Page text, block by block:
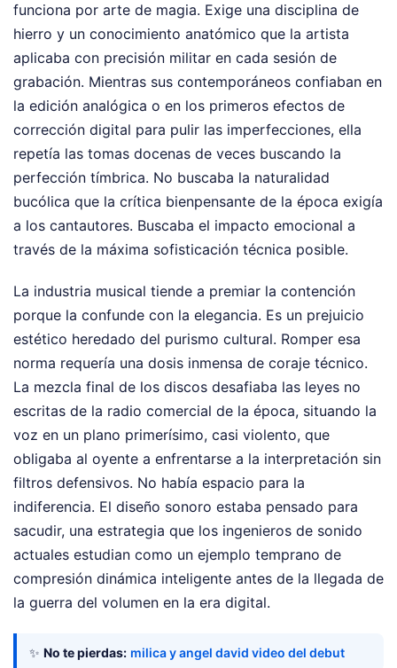
funciona por arte de magia. Exige una disciplina de
hierro y un conocimiento anatómico que la artista
aplicaba con precisión militar en cada sesión de
grabación. Mientras sus contemporáneos confiaban en
la edición analógica o en los primeros efectos de
corrección digital para pulir las imperfecciones, ella
repetía las tomas docenas de veces buscando la
perfección tímbrica. No buscaba la naturalidad
bucólica que la crítica bienpensante de la época exigía
a los cantautores. Buscaba el impacto emocional a
través de la máxima sofisticación técnica posible.
La industria musical tiende a premiar la contención
porque la confunde con la elegancia. Es un prejuicio
estético heredado del purismo cultural. Romper esa
norma requería una dosis inmensa de coraje técnico.
La mezcla final de los discos desafiaba las leyes no
escritas de la radio comercial de la época, situando la
voz en un plano primerísimo, casi violento, que
obligaba al oyente a enfrentarse a la interpretación sin
filtros defensivos. No había espacio para la
indiferencia. El diseño sonoro estaba pensado para
sacudir, una estrategia que los ingenieros de sonido
actuales estudian como un ejemplo temprano de
compresión dinámica inteligente antes de la llegada de
la guerra del volumen en la era digital.
✨ No te pierdas: milica y angel david video del debut